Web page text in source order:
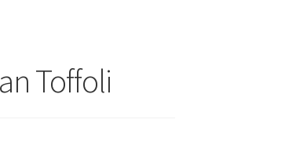
Toffoli